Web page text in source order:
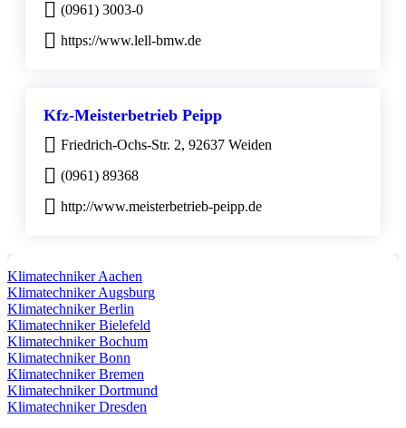
(0961) 3003-0
https://www.lell-bmw.de
Kfz-Meisterbetrieb Peipp
Friedrich-Ochs-Str. 2, 92637 Weiden
(0961) 89368
http://www.meisterbetrieb-peipp.de
Klimatechniker Aachen
Klimatechniker Augsburg
Klimatechniker Berlin
Klimatechniker Bielefeld
Klimatechniker Bochum
Klimatechniker Bonn
Klimatechniker Bremen
Klimatechniker Dortmund
Klimatechniker Dresden